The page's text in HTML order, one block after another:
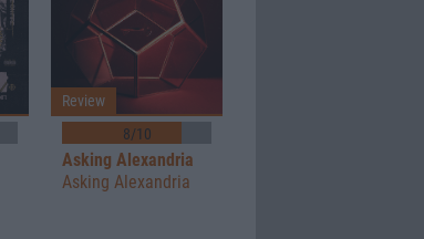
8/10
Review
Asking Alexandria
Asking Alexandria